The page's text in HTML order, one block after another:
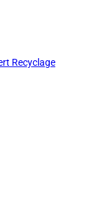
Recyclage